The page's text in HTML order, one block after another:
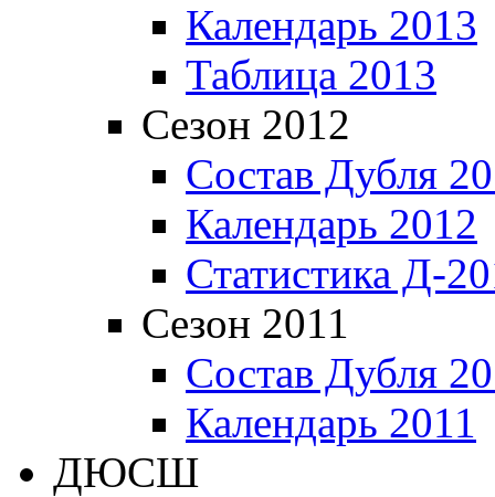
Календарь 2013
Таблица 2013
Сезон 2012
Состав Дубля
Календарь 2012
Статистика Д-
Сезон 2011
Состав Дубля
Календарь 2011
ДЮСШ